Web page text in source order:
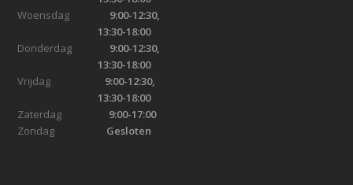
Woensdag
9:00-12:30,
13:30-18:00
Donderdag 9:00-12:30,
13:30-18:00
Vrijdag 9:00-12:30,
13:30-18:00
Zaterdag 9:00-17:00
Zondag Gesloten